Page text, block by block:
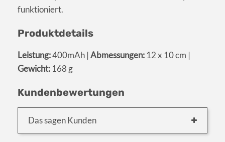
funktioniert.
Produktdetails
Leistung:400mAh | Abmessungen: 12 x 10 cm |
Gewicht: 168 g
Kundenbewertungen
Das sagen Kunden